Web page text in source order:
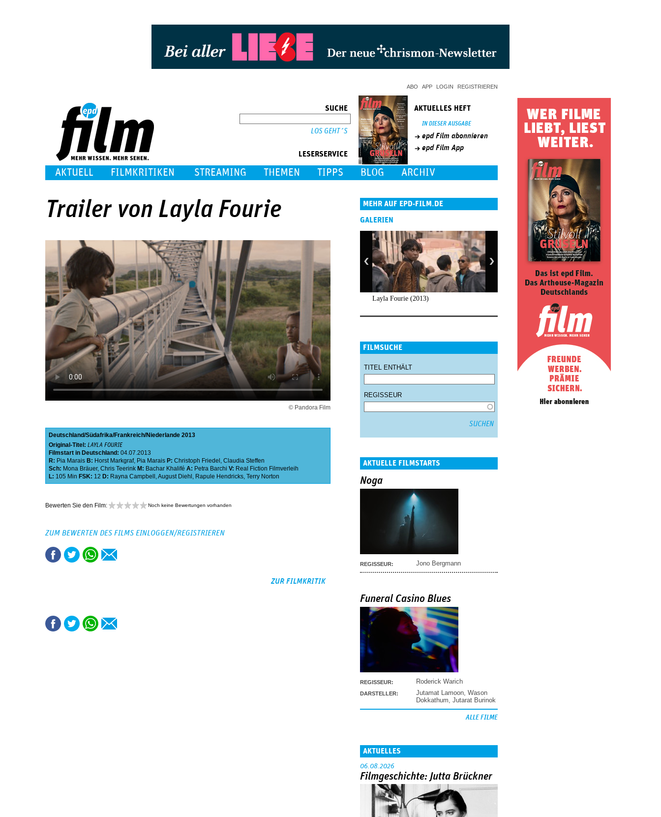
ABO APP LOGIN REGISTRIEREN
SUCHE
LESERSERVICE
AKTUELLES HEFT
IN DIESER AUSGABE
epd Film abonnieren
epd Film App
AKTUELL FILMKRITIKEN STREAMING THEMEN TIPPS BLOG ARCHIV
Trailer von Layla Fourie
© Pandora Film
Deutschland Südafrika Frankreich Niederlande 2013
Original-Titel: LAYLA FOURIE
Filmstart in Deutschland: 04.07.2013
R: Pia Marais B: Horst Markgraf, Pia Marais P: Christoph Friedel , Claudia Steffen
Sch: Mona Bräuer, Chris Teerink M: Bachar Khalifé A: Petra Barchi V: Real Fiction Filmverleih
L: 105 Min FSK: 12 D: Rayna Campbell ,August Diehl , Rapule Hendricks, Terry Norton
Bewerten Sie den Film: Noch keine Bewertungen vorhanden
ZUM BEWERTEN DES FILMS EINLOGGEN/REGISTRIEREN
ZUR FILMKRITIK
MEHR AUF EPD-FILM.DE
GALERIEN
Layla Fourie (2013)
FILMSUCHE
TITEL ENTHÄLT
REGISSEUR
AKTUELLE FILMSTARTS
Noga
REGISSEUR: Jono Bergmann
Funeral Casino Blues
REGISSEUR: Roderick Warich
DARSTELLER: Jutamat Lamoon Wason
Dokkathum Jutarat Burinok
ALLE FILME
AKTUELLES
06.08.2026
Filmgeschichte: Jutta Brückner